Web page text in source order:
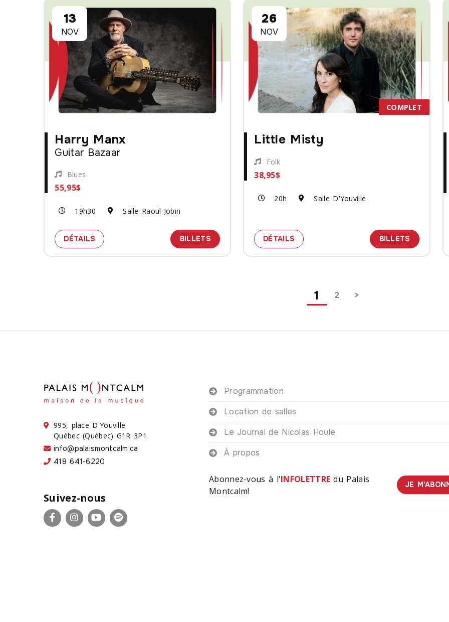
13
NOV
Harry Manx
Guitar Bazaar
Blues
55,95$
19h30 Salle Raoul-Jobin
DÉTAILS SPECTACLE HARRY MANX - GUITAR BAZAAR
BILLETSDES BILLETS POUR LE SPECTACLE HARRY MANX - GUITAR
26
NOV
COMPLET
Little Misty
Folk
38,95$
20h Salle D'Youville
DÉTAILS SPECTACLE LITTLE MISTYBILLETS DES
1 2
995, place D'Youville
Québec (Québec) G1R 3P1
info@palaismontcalm.ca
418 641-6220
Suivez-nous
FacebookInstagram
YouTubeSpotify
Programmation
Location de salles
Le Journal de Nicolas Houle
À propos
Abonnez-vous à l'INFOLETTRE du Palais
Montcalm!
JE